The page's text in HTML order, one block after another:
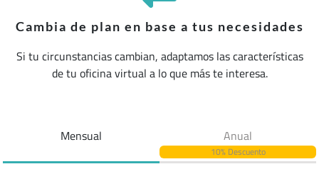
Cambia de plan en base a tus necesidades
Si tu circunstancias cambian, adaptamos las características
de tu oficina virtual a lo que más te interesa.
Mensual Anual
10% Descuento